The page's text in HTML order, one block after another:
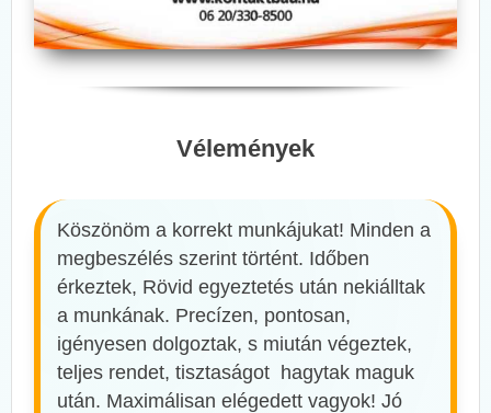
Vélemények
Köszönöm a korrekt munkájukat! Minden a
megbeszélés szerint történt. Időben
érkeztek, Rövid egyeztetés után nekiálltak
a munkának. Precízen, pontosan,
igényesen dolgoztak, s miután végeztek,
teljes rendet, tisztaságot hagytak maguk
után. Maximálisan elégedett vagyok! Jó